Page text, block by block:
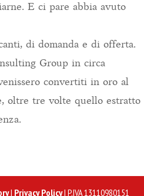
E ci pare abbia avuto
di domanda e di offerta.
Group in circa
convertiti in oro al
oltre tre volte quello estratto
| Privacy Policy| P.IVA 13110980151